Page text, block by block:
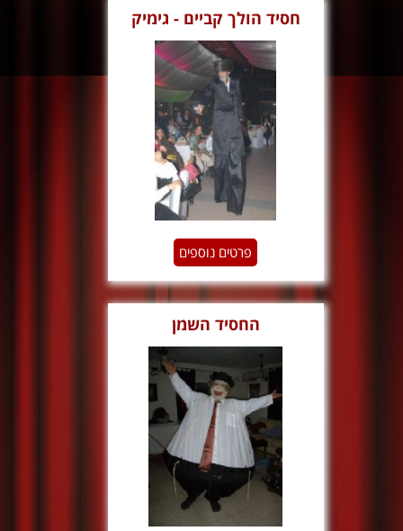
חסיד הולך קביים - גימיק
פרטים נוספים
החסיד השמן